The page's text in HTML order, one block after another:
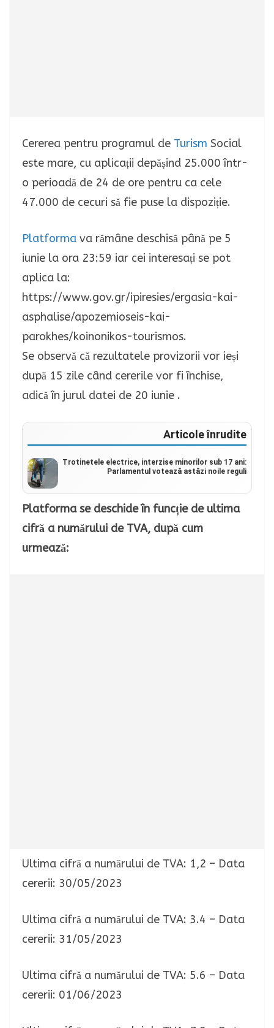
Cererea pentru programul de Turism Social
este mare, cu aplicații depășind 25.000 într-
o perioadă de 24 de ore pentru ca cele
47.000 de cecuri să fie puse la dispoziție.
Platforma va rămâne deschisă până pe 5
iunie la ora 23:59 iar cei interesați se pot
aplica la:
https://www.gov.gr/ipiresies/ergasia-kai-
asphalise/apozemioseis-kai-
parokhes/koinonikos-tourismos.
Se observă că rezultatele provizorii vor ieși
după 15 zile când cererile vor fi închise,
adică în jurul datei de 20 iunie .
Articole înrudite
Trotinetele electrice, interzise minorilor sub 17 ani:
Parlamentul votează astăzi noile reguli
Platforma se deschide în funcție de ultima
cifră a numărului de TVA, după cum
urmează:
Ultima cifră a numărului de TVA: 1,2 – Data
cererii: 30/05/2023
Ultima cifră a numărului de TVA: 3.4 – Data
cererii: 31/05/2023
Ultima cifră a numărului de TVA: 5.6 – Data
cererii: 01/06/2023